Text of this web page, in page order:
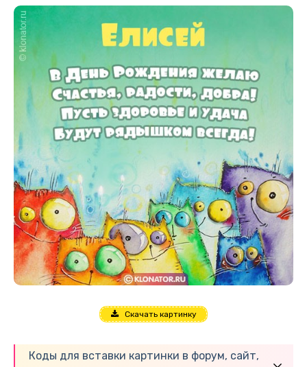
Скачать картинку
Коды для вставки картинки в форум, сайт,